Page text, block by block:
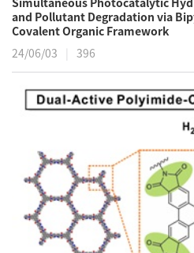
and Pollutant Degradation via
Covalent Organic Framework
24/06/03
396